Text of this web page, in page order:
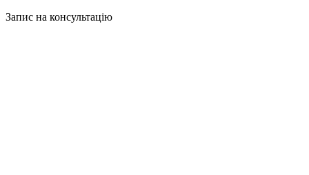
Запис на консультацію